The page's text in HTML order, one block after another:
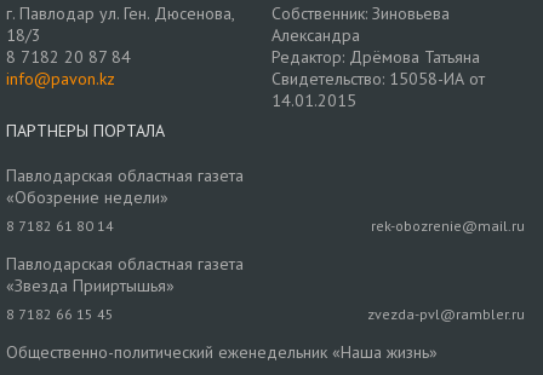
г. Павлодар ул. Ген. Дюсенова,
18/3
8 7182 20 87 84
info@pavon.kz
Собственник: Зиновьева
Александра
Редактор: Дрёмова Татьяна
Свидетельство: 15058-ИА от
14.01.2015
ПАРТНЕРЫ ПОРТАЛА
Павлодарская областная газета
«Обозрение недели»
8 7182 61 80 14 rek-obozrenie@mail.ru
Павлодарская областная газета
«Звезда Прииртышья»
8 7182 66 15 45 zvezda-pvl@rambler.ru
Общественно-политический еженедельник «Наша жизнь»